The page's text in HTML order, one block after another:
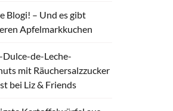
Blogi! – Und es gibt
Apfelmarkkuchen
de-Leche-
mit Räuchersalzzucker
bei Liz & Friends